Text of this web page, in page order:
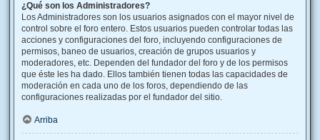
¿Qué son los Administradores?
Los Administradores son los usuarios asignados con el mayor nivel de
control sobre el foro entero. Estos usuarios pueden controlar todas las
acciones y configuraciones del foro, incluyendo configuraciones de
permisos, baneo de usuarios, creación de grupos usuarios y
moderadores, etc. Dependen del fundador del foro y de los permisos
que éste les ha dado. Ellos también tienen todas las capacidades de
moderación en cada uno de los foros, dependiendo de las
configuraciones realizadas por el fundador del sitio.
Arriba